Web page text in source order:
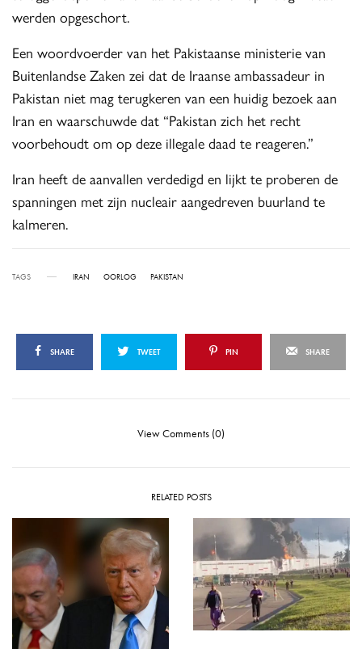
werden opgeschort.
Een woordvoerder van het Pakistaanse ministerie van
Buitenlandse Zaken zei dat de Iraanse ambassadeur in
Pakistan niet mag terugkeren van een huidig bezoek aan
Iran en waarschuwde dat “Pakistan zich het recht
voorbehoudt om op deze illegale daad te reageren.”
Iran heeft de aanvallen verdedigd en lijkt te proberen de
spanningen met zijn nucleair aangedreven buurland te
kalmeren.
TAGS IRAN OORLOG PAKISTAN
SHARE TWEET PIN SHARE
View Comments (0)
RELATED POSTS